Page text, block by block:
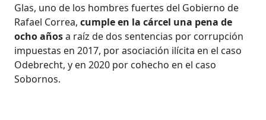
Glas, uno de los hombres fuertes del Gobierno de
Rafael Correa,cumple en la cárcel una pena de
ocho añosa raíz de dos sentencias por corrupción
impuestas en 2017, por asociación ilícita en el caso
Odebrecht, y en 2020 por cohecho en el caso
Sobornos.